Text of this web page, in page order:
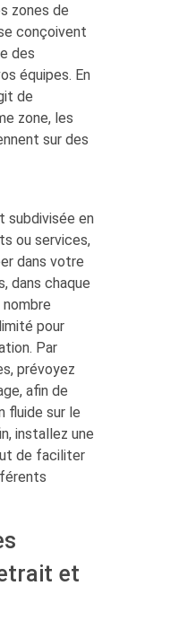
zones de
conçoivent
des
équipes. En
de
zone, les
sur des
subdivisée en
ou services,
dans votre
dans chaque
pour
Par
prévoyez
afin de
fluide sur le
installez une
de faciliter
et